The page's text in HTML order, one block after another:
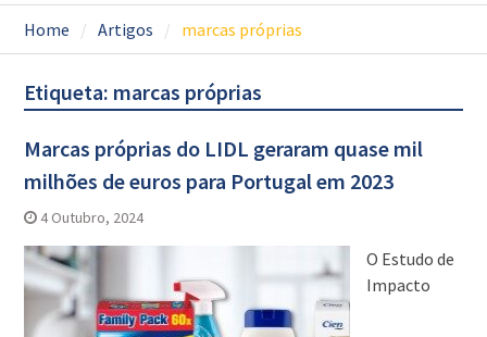
Home Artigos marcas próprias
Etiqueta: marcas próprias
Marcas próprias do LIDL geraram quase mil
milhões de euros para Portugal em 2023
4 Outubro, 2024
O Estudo de
Impacto